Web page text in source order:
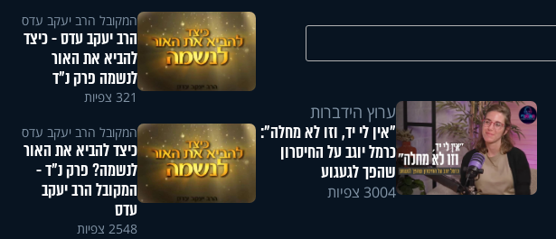
ערוץ הידברות
"אין לי יד, וזו לא מחלה":
כרמל יוגב על החיסרון
שהפך לגעגוע
3004 צפיות
המקובל הרב יעקב עדס
הרב יעקב עדס - כיצד
להביא את האור
לנשמה פרק נ"ד
321 צפיות
המקובל הרב יעקב עדס
כיצד להביא את האור
לנשמה? פרק נ"ד -
המקובל הרב יעקב
עדס
2548 צפיות